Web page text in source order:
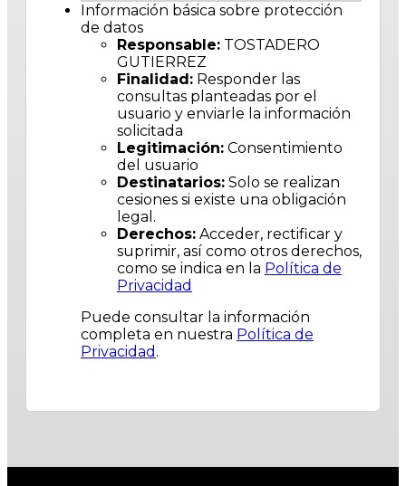
Información básica sobre protección
de datos
Responsable: TOSTADERO
GUTIERREZ
Finalidad: Responder las
consultas planteadas por el
usuario y enviarle la información
solicitada
Legitimación: Consentimiento
del usuario
Destinatarios: Solo se realizan
cesiones si existe una obligación
legal.
Derechos: Acceder, rectificar y
suprimir, así como otros derechos,
como se indica en la Política de
Privacidad
Puede consultar la información
completa en nuestra Política de
Privacidad .